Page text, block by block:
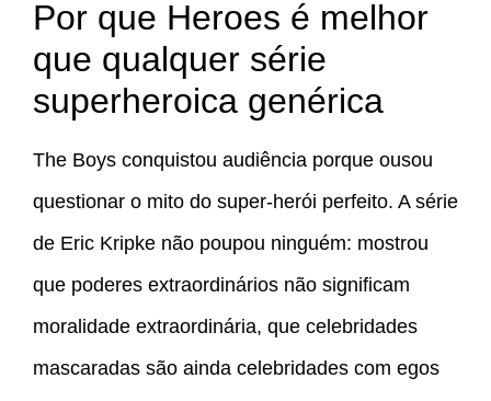
Por que Heroes é melhor
que qualquer série
superheroica genérica
The Boys conquistou audiência porque ousou
questionar o mito do super-herói perfeito. A série
de Eric Kripke não poupou ninguém: mostrou
que poderes extraordinários não significam
moralidade extraordinária, que celebridades
mascaradas são ainda celebridades com egos